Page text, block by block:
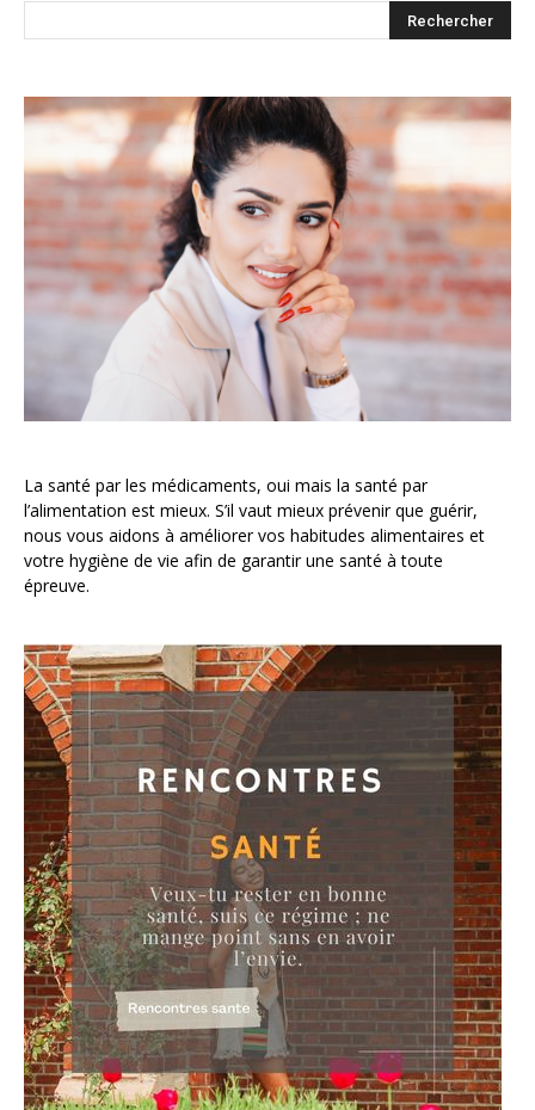
La santé par les médicaments, oui mais la santé par
l’alimentation est mieux. S’il vaut mieux prévenir que guérir,
nous vous aidons à améliorer vos habitudes alimentaires et
votre hygiène de vie afin de garantir une santé à toute
épreuve.